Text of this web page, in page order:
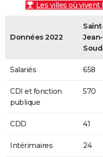
Les villes où vivent
Données 2022
Salariés 658
CDI et fonction
publique
570
CDD 41
Intérimaires 24